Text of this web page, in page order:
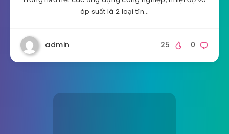
áp suất là 2 loại tín…
admin 0
25